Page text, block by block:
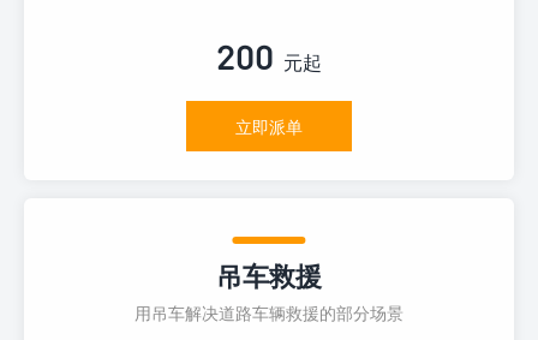
200 元起
立即派单
吊车救援
用吊车解决道路车辆救援的部分场景